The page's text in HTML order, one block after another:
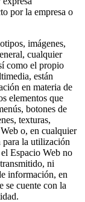
por la empresa o
imágenes,
cualquier
como el propio
están
en materia de
elementos que
botones de
texturas,
o, en cualquier
para la utilización
Espacio Web no
ni
información, en
se cuente con la